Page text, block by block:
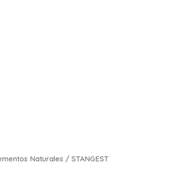
Naturales / STANGEST